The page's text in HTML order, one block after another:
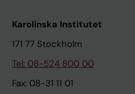
Karolinska Institutet
171 77 Stockholm
Tel: 08-524 800 00
Fax: 08-31 11 01